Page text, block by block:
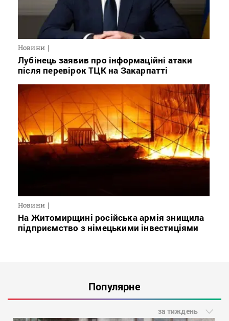
Новини
Лубінець заявив про інформаційні атаки
після перевірок ТЦК на Закарпатті
Новини
На Житомирщині російська армія знищила
підприємство з німецькими інвестиціями
Популярне
за тиждень